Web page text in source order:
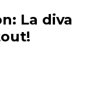
La diva